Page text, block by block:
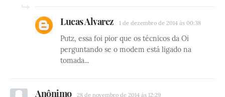
Lucas Alvarez 1 de dezembro de 2014 às 00:38
Putz, essa foi pior que os técnicos da Oi
perguntando se o modem está ligado na
tomada...
Anônimo 28 de novembro de 2014 às 12:29